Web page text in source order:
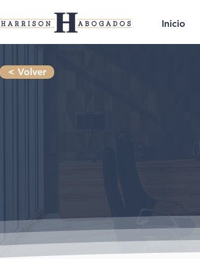
Inicio
< Volver